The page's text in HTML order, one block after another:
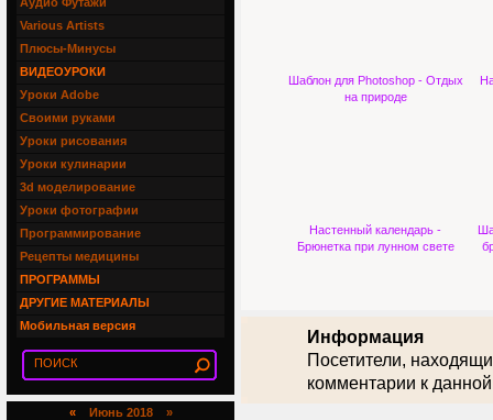
Шаблон для Photoshop - Отдых
на природе
Настенный календарь -
Брюнетка при лунном свете
Информация
Посетители,
комментарии к
Various Artists
Плюсы-Минусы
ВИДЕОУРОКИ
Уроки Adobe
Своими руками
Уроки рисования
Уроки кулинарии
3d моделирование
Уроки фотографии
Программирование
Рецепты медицины
ПРОГРАММЫ
ДРУГИЕ МАТЕРИАЛЫ
Мобильная версия
«Июнь 2018 »